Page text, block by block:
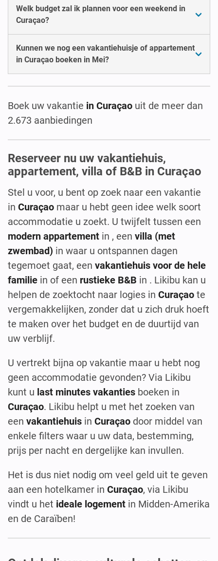
Welk budget zal ik plannen voor een weekend in
Curaçao?
Kunnen we nog een vakantiehuisje of appartement
in Curaçao boeken in Mei?
Boek uw vakantie in Curaçao uit de meer dan
2.673 aanbiedingen
Reserveer nu uw vakantiehuis,
appartement, villa of B&B in Curaçao
Stel u voor, u bent op zoek naar een vakantie
in Curaçao maar u hebt geen idee welk soort
accommodatie u zoekt. U twijfelt tussen een
modern appartement in , een villa (met
zwembad) in waar u ontspannen dagen
tegemoet gaat, een vakantiehuis voor de hele
familie in of een rustieke B&B in . Likibu kan u
helpen de zoektocht naar logies in Curaçao te
vergemakkelijken, zonder dat u zich druk hoeft
te maken over het budget en de duurtijd van
uw verblijf.
U vertrekt bijna op vakantie maar u hebt nog
geen accommodatie gevonden? Via Likibu
kunt u last minutes vakanties boeken in
Curaçao. Likibu helpt u met het zoeken van
een vakantiehuis in Curaçao door middel van
enkele filters waar u uw data, bestemming,
prijs per nacht en dergelijke kan invullen.
Het is dus niet nodig om veel geld uit te geven
aan een hotelkamer in Curaçao, via Likibu
vindt u het ideale logement in Midden-Amerika
en de Caraïben!